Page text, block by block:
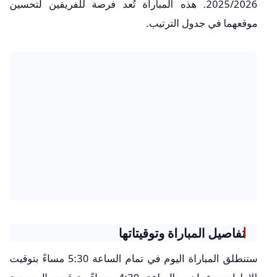
2025/2026. هذه المباراة تُعد فرصة للفريقين لتحسين
موقعهما في جدول الترتيب.
تفاصيل المباراة وتوقيتاتها
ستنطلق المباراة اليوم في تمام الساعة 5:30 مساءً بتوقيت